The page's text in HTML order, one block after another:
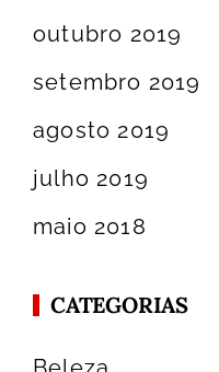
outubro 2019
setembro 2019
agosto 2019
julho 2019
maio 2018
CATEGORIAS